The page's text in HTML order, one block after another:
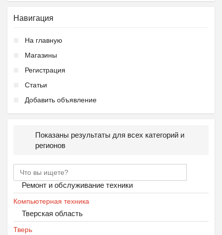
Навигация
На главную
Магазины
Регистрация
Статьи
Добавить объявление
Показаны результаты для всех категорий и
регионов
Ремонт и обслуживание техники
Компьютерная техника
Тверская область
Тверь